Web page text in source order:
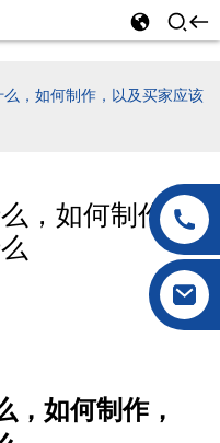
，如何制作，以及买家应该
，如何制作，
，如何制作，